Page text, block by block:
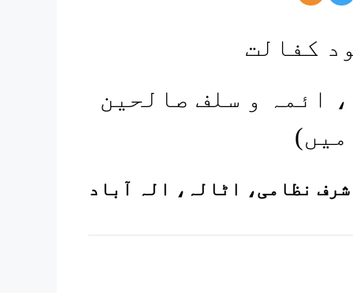
کفالت
ائمہ و سلف صالحین
شرف نظامی، اٹالہ، الہ آباد